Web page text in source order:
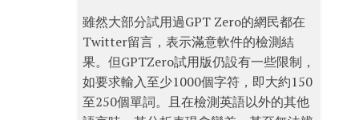
雖然大部分試用過GPT Zero的網民都在
Twitter留言，表示滿意軟件的檢測結
果。但GPTZero試用版仍設有一些限制，
如要求輸入至少1000個字符，即大約150
至250個單詞。且在檢測英語以外的其他